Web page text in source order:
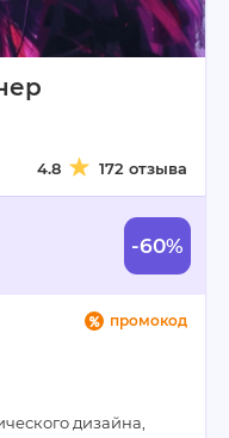
4.8 172 отзыва
-60%
промокод
дизайна,